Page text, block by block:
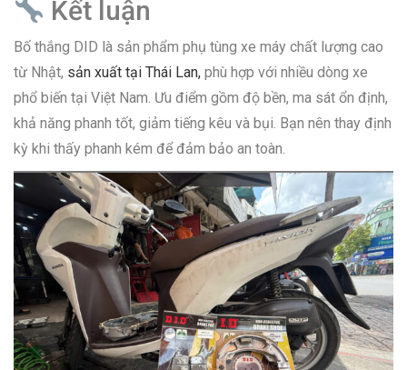
Kết luận
Bố thắng DID là sản phẩm phụ tùng xe máy chất lượng cao
từ Nhật, sản xuất tại Thái Lan, phù hợp với nhiều dòng xe
phổ biến tại Việt Nam. Ưu điểm gồm độ bền, ma sát ổn định,
khả năng phanh tốt, giảm tiếng kêu và bụi. Bạn nên thay định
kỳ khi thấy phanh kém để đảm bảo an toàn.